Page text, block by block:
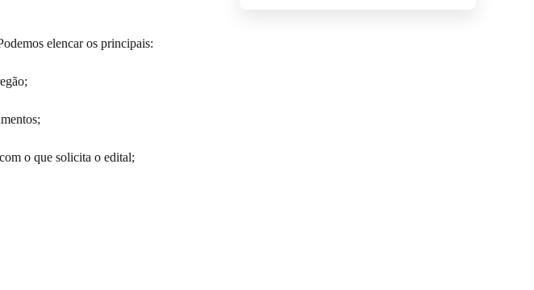
elencar os principais:
com o que solicita o edital;